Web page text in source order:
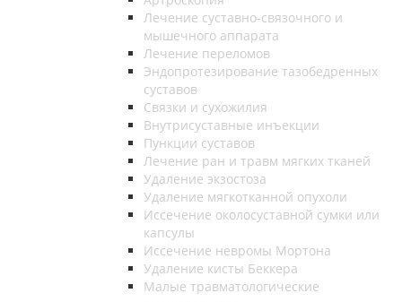
Лечение суставно-связочного и
мышечного аппарата
Лечение переломов
Эндопротезирование тазобедренных
суставов
Связки и сухожилия
Внутрисуставные инъекции
Пункции суставов
Лечение ран и травм мягких тканей
Удаление экзостоза
Удаление мягкотканной опухоли
Иссечение околосуставной сумки или
капсулы
Иссечение невромы Мортона
Удаление кисты Беккера
Малые травматологические